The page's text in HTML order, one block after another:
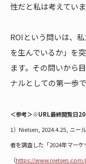
性だと私は考えていま
ROIという問いは、
を生んでいるか」を
ます。その問いから
ナルとしての第一歩で
＜参考＞※URL最終閲覧日
1）Nielsen, 2024.4.25, ニー
者を調査した「2024年マー
（https://www.nielsen.com/